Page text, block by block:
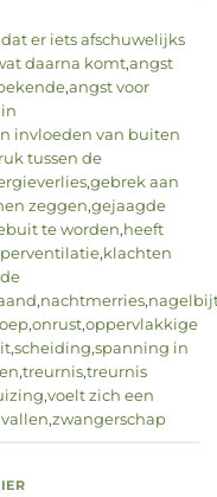
er iets afschuwelijks
daarna komt,angst
,angst voor
invloeden van buiten
tussen de
,gebrek aan
zeggen,gejaagde
te worden,heeft
,klachten
,nachtmerries,
,onrust,oppervlakkige
,scheiding,spanning in
,treurnis,treurnis
,voelt zich een
,zwangerschap